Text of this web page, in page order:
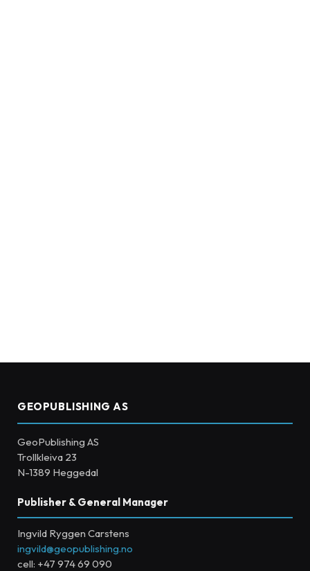
GEOPUBLISHING AS
GeoPublishing AS
Trollkleiva 23
N-1389 Heggedal
Publisher & General Manager
Ingvild Ryggen Carstens
ingvild@geopublishing.no
cell: +47 974 69 090